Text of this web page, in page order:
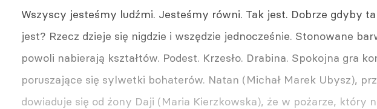
Wszyscy jesteśmy ludźmi. Jesteśmy równi. Tak jest. Dobrze gdyby
jest? Rzecz dzieje się nigdzie i wszędzie jednocześnie. Stonowane
powoli nabierają kształtów. Podest. Krzesło. Drabina. Spokojna gra
poruszające się sylwetki bohaterów. Natan (Michał Marek Ubysz),
dowiaduje się od żony Daji (Maria Kierzkowska), że w pożarze, który